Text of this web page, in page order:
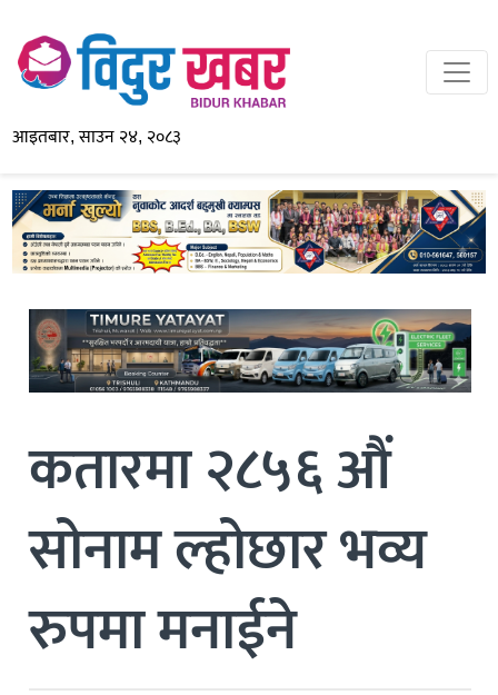
आइतबार, साउन २४, २०८३
कतारमा २८५६ औं
सोनाम ल्होछार भव्य
रुपमा मनाईने